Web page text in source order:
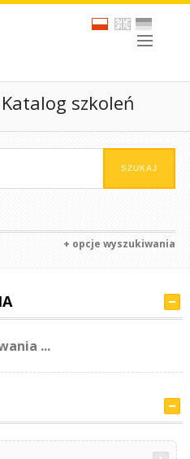
szkoleń
+ opcje wyszukiwania
...